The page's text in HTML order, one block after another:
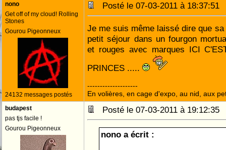
nono
Get off of my cloud! Rolling
Stones
Gourou Pigeonneux
24132 messages postés
Posté le 07-03-2011 à
Je me suis même laissé dire que
petit séjour dans un fourgon
et rouges avec marques ICI
PRINCES .....
--------------------
En volières, en cage d'expo, au nid, aux
budapest
pas tjs facile !
Gourou Pigeonneux
Posté le 07-03-2011 à
nono a écrit :